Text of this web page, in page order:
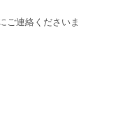
ご連絡くださいま